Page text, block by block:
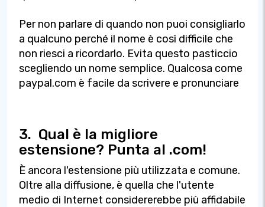
Per non parlare di quando non puoi consigliarlo
a qualcuno perché il nome è così difficile che
non riesci a ricordarlo. Evita questo pasticcio
scegliendo un nome semplice. Qualcosa come
paypal.com è facile da scrivere e pronunciare
3. Qual è la migliore
estensione? Punta al .com!
È ancora l'estensione più utilizzata e comune.
Oltre alla diffusione, è quella che l'utente
medio di Internet considererebbe più affidabile